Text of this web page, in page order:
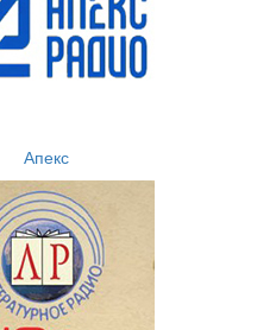
Апекс